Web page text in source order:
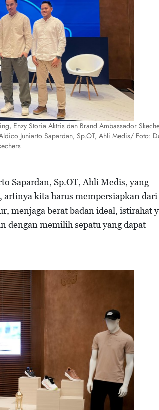
⁠Enzy Storia Aktris dan Brand Ambassador
Juniarto Sapardan, Sp.OT, Ahli Medis/ Foto:
Sapardan, Sp.OT, Ahli Medis, yang
kita harus mempersiapkan dari
menjaga berat badan ideal, istirahat
dengan memilih sepatu yang dapat